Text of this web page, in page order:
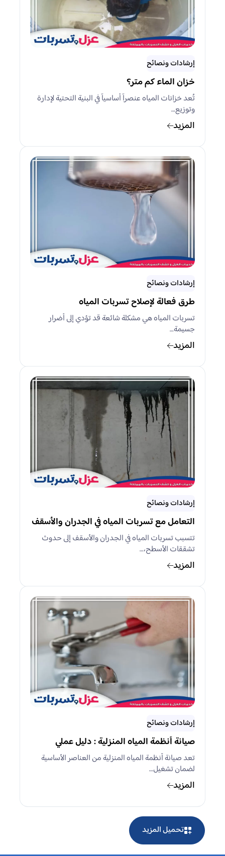
إرشادات ونصائح
خزان الماء كم متر؟
تُعد خزانات المياه عنصراً أساسياً في البنية التحتية لإدارة
وتوزيع…
المزيد
إرشادات ونصائح
طرق فعالة لإصلاح تسربات المياه
تسربات المياه هي مشكلة شائعة قد تؤدي إلى أضرار
جسيمة…
المزيد
إرشادات ونصائح
التعامل مع تسربات المياه في الجدران والأسقف
تتسبب تسربات المياه في الجدران والأسقف إلى حدوث
تشققات الأسطح،…
المزيد
إرشادات ونصائح
صيانة أنظمة المياه المنزلية : دليل عملي
تعد صيانة أنظمة المياه المنزلية من العناصر الأساسية
لضمان تشغيل…
المزيد
تحميل المزيد